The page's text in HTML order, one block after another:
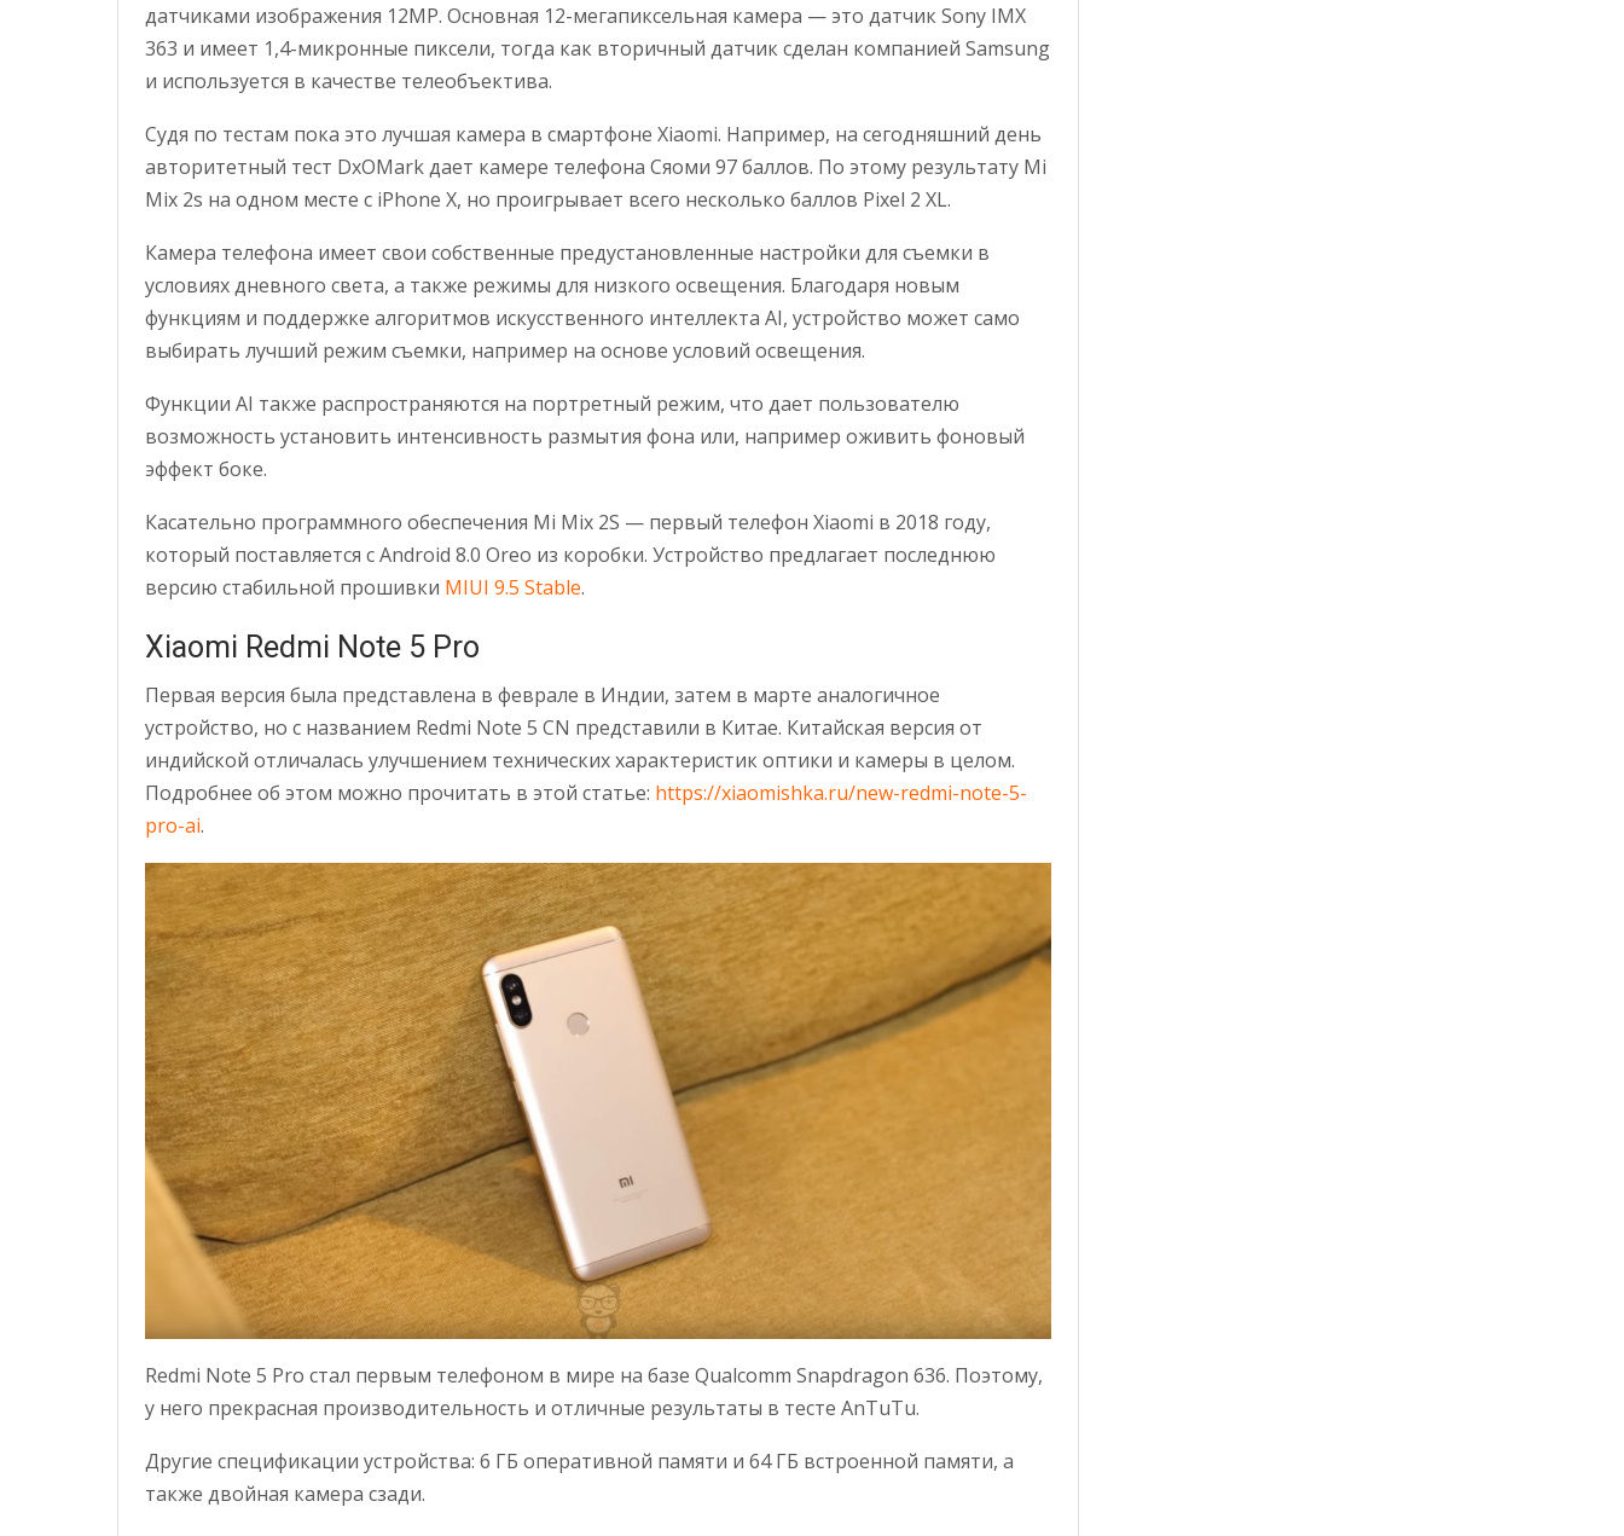
датчиками изображения 12MP. Основная 12-мегапиксельная камера — это датчик Sony IMX
363 и имеет 1,4-микронные пиксели, тогда как вторичный датчик сделан компанией Samsung
и используется в качестве телеобъектива.
Судя по тестам пока это лучшая камера в смартфоне Xiaomi. Например, на сегодняшний день
авторитетный тест DxOMark дает камере телефона Сяоми 97 баллов. По этому результату Mi
Mix 2s на одном месте с iPhone X, но проигрывает всего несколько баллов Pixel 2 XL.
Камера телефона имеет свои собственные предустановленные настройки для съемки в
условиях дневного света, а также режимы для низкого освещения. Благодаря новым
функциям и поддержке алгоритмов искусственного интеллекта AI, устройство может само
выбирать лучший режим съемки, например на основе условий освещения.
Функции AI также распространяются на портретный режим, что дает пользователю
возможность установить интенсивность размытия фона или, например оживить фоновый
эффект боке.
Касательно программного обеспечения Mi Mix 2S — первый телефон Xiaomi в 2018 году,
который поставляется с Android 8.0 Oreo из коробки. Устройство предлагает последнюю
версию стабильной прошивки MIUI 9.5 Stable.
Xiaomi Redmi Note 5 Pro
Первая версия была представлена в феврале в Индии, затем в марте аналогичное
устройство, но с названием Redmi Note 5 CN представили в Китае. Китайская версия от
индийской отличалась улучшением технических характеристик оптики и камеры в целом.
Подробнее об этом можно прочитать в этой статье: https://xiaomishka.ru/new-redmi-note-5-
pro-ai.
Redmi Note 5 Pro стал первым телефоном в мире на базе Qualcomm Snapdragon 636. Поэтому,
у него прекрасная производительность и отличные результаты в тесте AnTuTu.
Другие спецификации устройства: 6 ГБ оперативной памяти и 64 ГБ встроенной памяти, а
также двойная камера сзади.